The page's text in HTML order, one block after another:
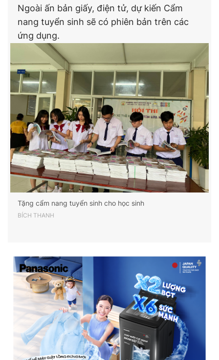
Ngoài ấn bản giấy, điện tử, dự kiến Cẩm
nang tuyển sinh sẽ có phiên bản trên các
ứng dụng.
Tặng cẩm nang tuyển sinh cho học sinh
BÍCH THANH